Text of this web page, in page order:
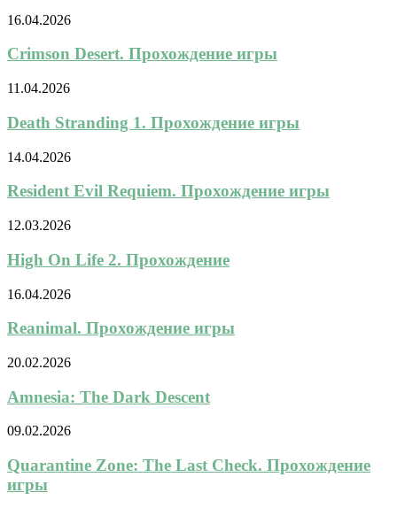
16.04.2026
Crimson Desert. Прохождение игры
11.04.2026
Death Stranding 1. Прохождение игры
14.04.2026
Resident Evil Requiem. Прохождение игры
12.03.2026
High On Life 2. Прохождение
16.04.2026
Reanimal. Прохождение игры
20.02.2026
Amnesia: The Dark Descent
09.02.2026
Quarantine Zone: The Last Check. Прохождение
игры